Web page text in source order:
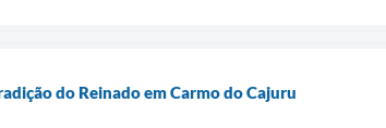
do Reinado em Carmo do Cajuru